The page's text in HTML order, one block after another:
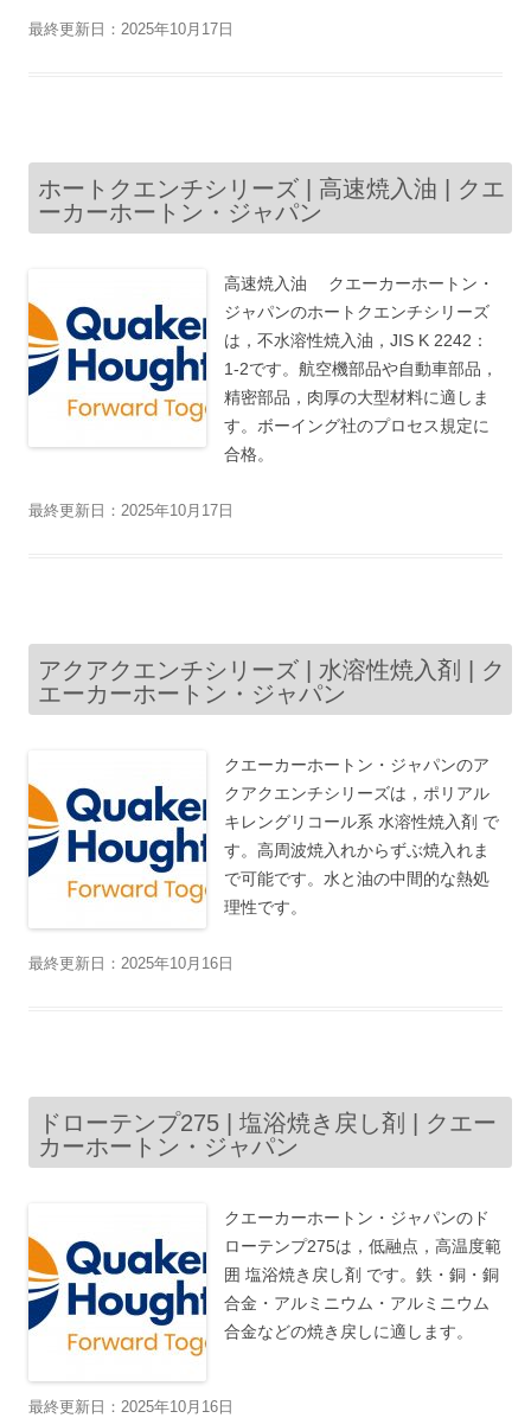
最終更新日：2025年10月17日
ホートクエンチシリーズ | 高速焼入油 | クエ
ーカーホートン・ジャパン
高速焼入油 クエーカーホートン・
ジャパンのホートクエンチシリーズ
は，不水溶性焼入油，JIS K 2242：
1-2です。航空機部品や自動車部品，
精密部品，肉厚の大型材料に適しま
す。ボーイング社のプロセス規定に
合格。
最終更新日：2025年10月17日
アクアクエンチシリーズ | 水溶性焼入剤 | ク
エーカーホートン・ジャパン
クエーカーホートン・ジャパンのア
クアクエンチシリーズは，ポリアル
キレングリコール系 水溶性焼入剤 で
す。高周波焼入れからずぶ焼入れま
で可能です。水と油の中間的な熱処
理性です。
最終更新日：2025年10月16日
ドローテンプ275 | 塩浴焼き戻し剤 | クエー
カーホートン・ジャパン
クエーカーホートン・ジャパンのド
ローテンプ275は，低融点，高温度範
囲 塩浴焼き戻し剤 です。鉄・銅・銅
合金・アルミニウム・アルミニウム
合金などの焼き戻しに適します。
最終更新日：2025年10月16日